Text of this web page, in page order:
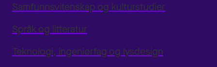
Samfunnsvitenskap og kulturstudier
Språk og litteratur
Teknologi, ingeniørfag og lysdesign